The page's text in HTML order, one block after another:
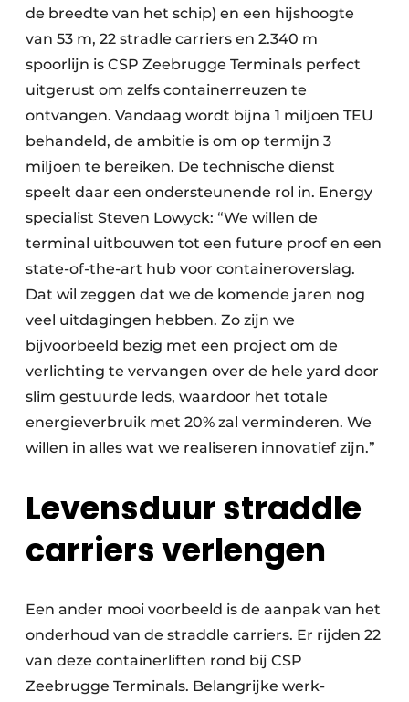
de breedte van het schip) en een hijshoogte
van 53 m, 22 stradle carriers en 2.340 m
spoorlijn is CSP Zeebrugge Terminals perfect
uitgerust om zelfs containerreuzen te
ontvangen. Vandaag wordt bijna 1 miljoen TEU
behandeld, de ambitie is om op termijn 3
miljoen te bereiken. De technische dienst
speelt daar een ondersteunende rol in. Energy
specialist Steven Lowyck: “We willen de
terminal uitbouwen tot een future proof en een
state-of-the-art hub voor containeroverslag.
Dat wil zeggen dat we de komende jaren nog
veel uitdagingen hebben. Zo zijn we
bijvoorbeeld bezig met een project om de
verlichting te vervangen over de hele yard door
slim gestuurde leds, waardoor het totale
energieverbruik met 20% zal verminderen. We
willen in alles wat we realiseren innovatief zijn.”
Levensduur straddle
carriers verlengen
Een ander mooi voorbeeld is de aanpak van het
onderhoud van de straddle carriers. Er rijden 22
van deze containerliften rond bij CSP
Zeebrugge Terminals. Belangrijke werk­